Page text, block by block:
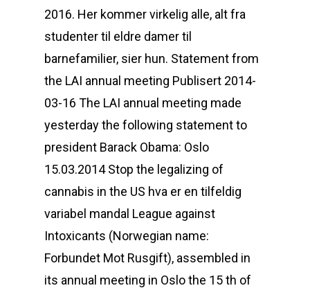
2016. Her kommer virkelig alle, alt fra
studenter til eldre damer til
barnefamilier, sier hun. Statement from
the LAI annual meeting Publisert 2014-
03-16 The LAI annual meeting made
yesterday the following statement to
president Barack Obama: Oslo
15.03.2014 Stop the legalizing of
cannabis in the US hva er en tilfeldig
variabel mandal League against
Intoxicants (Norwegian name:
Forbundet Mot Rusgift), assembled in
its annual meeting in Oslo the 15 th of